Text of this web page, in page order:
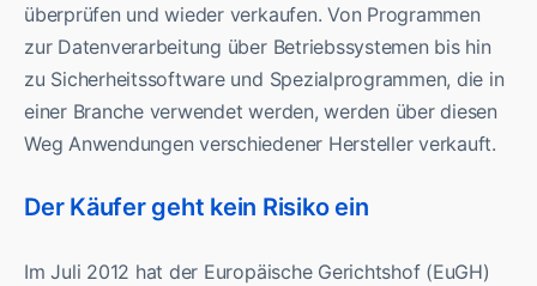
überprüfen und wieder verkaufen. Von Programmen
zur Datenverarbeitung über Betriebssystemen bis hin
zu Sicherheitssoftware und Spezialprogrammen, die in
einer Branche verwendet werden, werden über diesen
Weg Anwendungen verschiedener Hersteller verkauft.
Der Käufer geht kein Risiko ein
Im Juli 2012 hat der Europäische Gerichtshof (EuGH)